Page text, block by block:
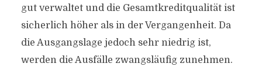
gut verwaltet und die Gesamtkreditqualität ist
sicherlich höher als in der Vergangenheit. Da
die Ausgangslage jedoch sehr niedrig ist,
werden die Ausfälle zwangsläufig zunehmen.